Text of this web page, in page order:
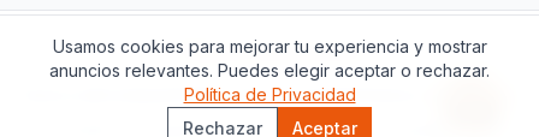
Apoya este proyecto
Política de PrivacidadTérminos del Servicio
The Catalan Table.Todos los derechos reservados.
Usamos cookies para mejorar tu experiencia y mostrar
anuncios relevantes. Puedes elegir aceptar o rechazar.
Política de Privacidad
Rechazar
Aceptar